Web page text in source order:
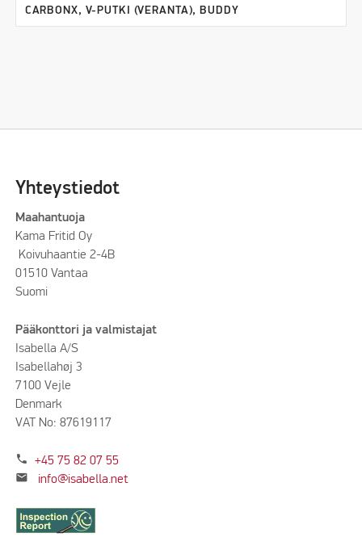
CARBONX, V-PUTKI (VERANTA), BUDDY
Yhteystiedot
Maahantuoja
Kama Fritid Oy
Koivuhaantie 2-4B
01510 Vantaa
Suomi
Pääkonttori ja valmistajat
Isabella A/S
Isabellahøj 3
7100 Vejle
Denmark
VAT No: 87619117
phone +45 75 82 07 55
mail info@isabella.net